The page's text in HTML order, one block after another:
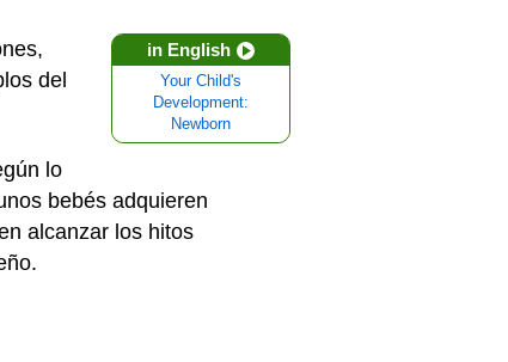
in English
Your Child's
Development:
Newborn
del
lo
bebés adquieren
alcanzar los hitos